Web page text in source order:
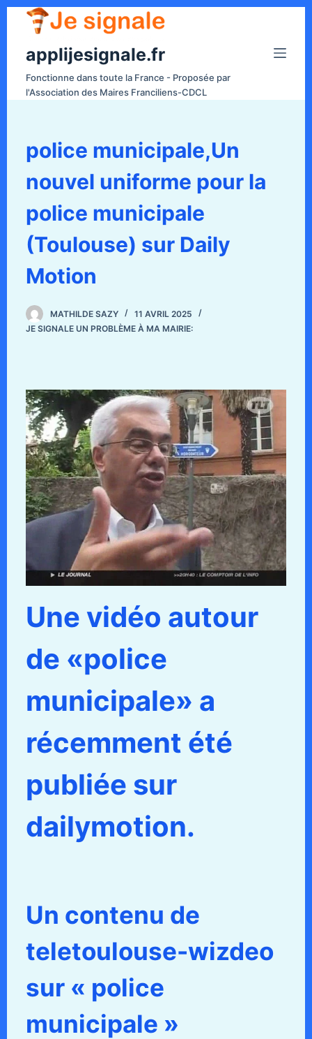
applijesignale.fr
Fonctionne dans toute la France - Proposée par
l'Association des Maires Franciliens-CDCL
police municipale,Un
nouvel uniforme pour la
police municipale
(Toulouse) sur Daily
Motion
MATHILDE SAZY
11 AVRIL 2025
JE SIGNALE UN PROBLÈME À MA MAIRIE:
Une vidéo autour
de «police
municipale» a
récemment été
publiée sur
dailymotion.
Un contenu de
teletoulouse-wizdeo
sur « police
municipale »